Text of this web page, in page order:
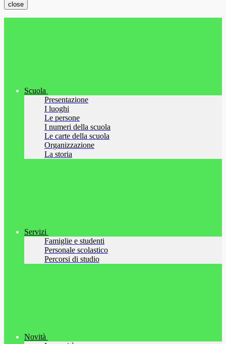
close
Scuola
Presentazione
I luoghi
Le persone
I numeri della scuola
Le carte della scuola
Organizzazione
La storia
Servizi
Famiglie e studenti
Personale scolastico
Percorsi di studio
Novità